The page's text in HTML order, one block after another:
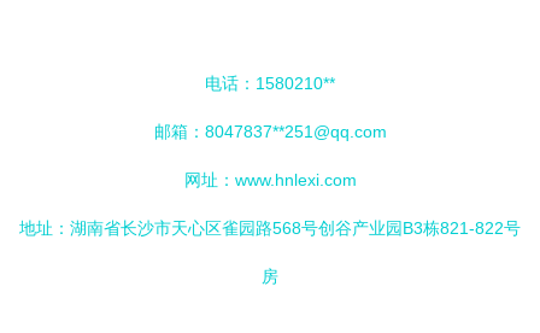
电话：1580210**
邮箱：8047837**251@qq.com
网址： www.hnlexi.com
地址：湖南省长沙市天心区雀园路568号创谷产业园B3栋821-822号
房